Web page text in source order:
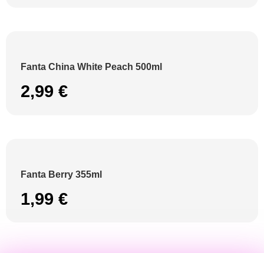
Fanta China White Peach 500ml
2,99 €
Fanta Berry 355ml
1,99 €